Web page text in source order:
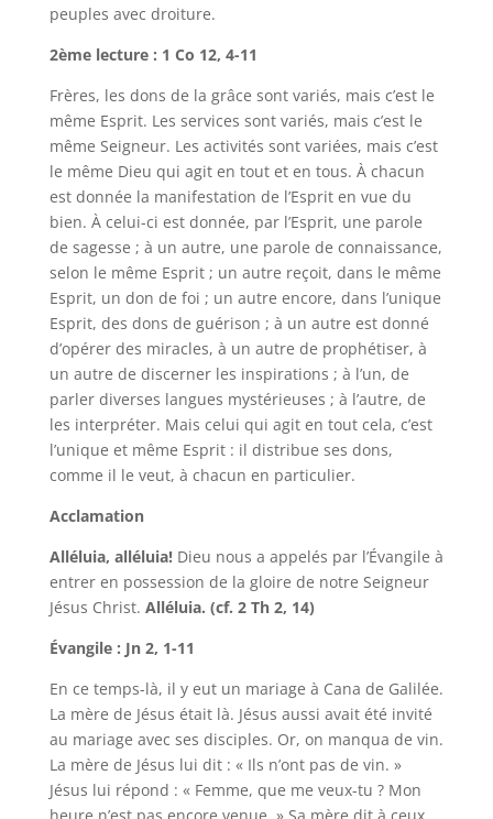
peuples avec droiture.
2ème lecture : 1 Co 12, 4-11
Frères, les dons de la grâce sont variés, mais c’est le
même Esprit. Les services sont variés, mais c’est le
même Seigneur. Les activités sont variées, mais c’est
le même Dieu qui agit en tout et en tous. À chacun
est donnée la manifestation de l’Esprit en vue du
bien. À celui-ci est donnée, par l’Esprit, une parole
de sagesse ; à un autre, une parole de connaissance,
selon le même Esprit ; un autre reçoit, dans le même
Esprit, un don de foi ; un autre encore, dans l’unique
Esprit, des dons de guérison ; à un autre est donné
d’opérer des miracles, à un autre de prophétiser, à
un autre de discerner les inspirations ; à l’un, de
parler diverses langues mystérieuses ; à l’autre, de
les interpréter. Mais celui qui agit en tout cela, c’est
l’unique et même Esprit : il distribue ses dons,
comme il le veut, à chacun en particulier.
Acclamation
Alléluia, alléluia! Dieu nous a appelés par l’Évangile à
entrer en possession de la gloire de notre Seigneur
Jésus Christ. Alléluia. (cf. 2 Th 2, 14)
Évangile : Jn 2, 1-11
En ce temps-là, il y eut un mariage à Cana de Galilée.
La mère de Jésus était là. Jésus aussi avait été invité
au mariage avec ses disciples. Or, on manqua de vin.
La mère de Jésus lui dit : « Ils n’ont pas de vin. »
Jésus lui répond : « Femme, que me veux-tu ? Mon